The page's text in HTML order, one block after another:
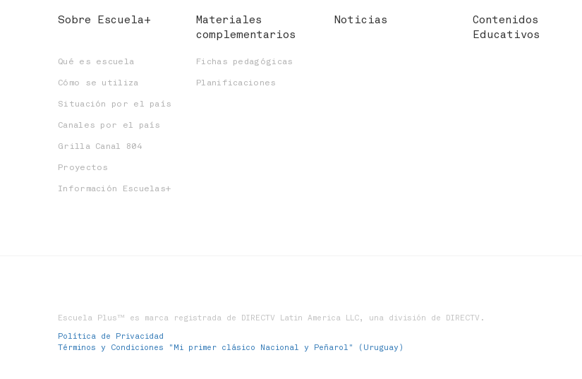
Sobre Escuela+
Qué es escuela
Cómo se utiliza
Situación por el país
Canales por el país
Grilla Canal 804
Proyectos
Información Escuelas+
Materiales
complementarios
Fichas pedagógicas
Planificaciones
Noticias
Contenidos
Educativos
Escuela Plus™ es marca registrada de DIRECTV Latin America LLC, una división de DIRECTV.
Política de Privacidad
Términos y Condiciones "Mi primer clásico Nacional y Peñarol" (Uruguay)